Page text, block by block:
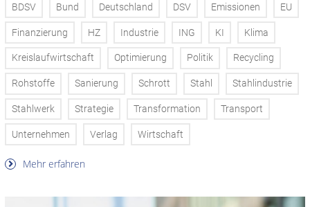
BDSV Bund Deutschland DSV Emissionen EU
Finanzierung HZ Industrie ING KI Klima
Kreislaufwirtschaft Optimierung Politik Recycling
Rohstoffe Sanierung Schrott Stahl Stahlindustrie
Stahlwerk Strategie Transformation Transport
Unternehmen Verlag Wirtschaft
Mehr erfahren